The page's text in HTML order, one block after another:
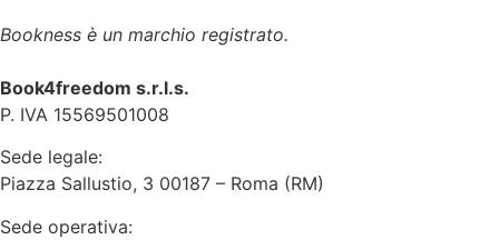
Bookness è un marchio registrato.
Book4freedom s.r.l.s.
P. IVA ​15569501008
Sede legale:
Piazza Sallustio, 3 00187 – Roma (RM)
Sede operativa: